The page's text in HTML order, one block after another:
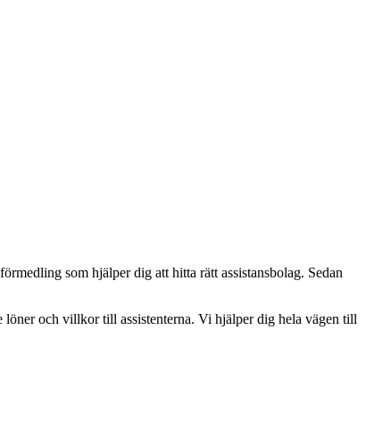
som hjälper dig att hitta rätt assistansbolag. Sedan
löner och villkor till assistenterna. Vi hjälper dig hela vägen till